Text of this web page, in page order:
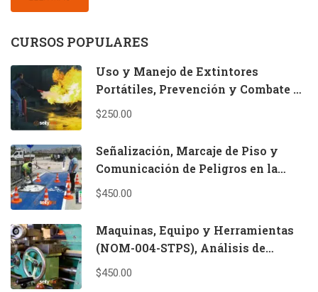
CURSOS POPULARES
Uso y Manejo de Extintores
Portátiles, Prevención y Combate de
Incendios.
$250.00
Señalización, Marcaje de Piso y
Comunicación de Peligros en la
Empresa
$450.00
Maquinas, Equipo y Herramientas
(NOM-004-STPS), Análisis de
Riesgos
$450.00